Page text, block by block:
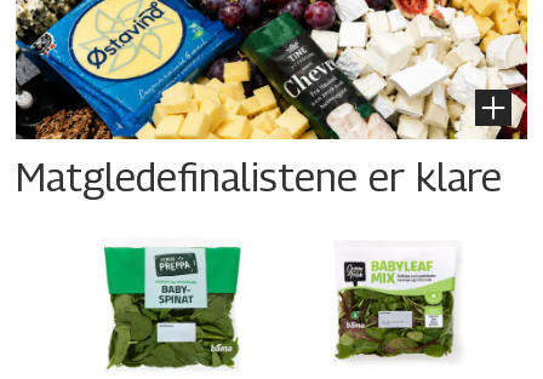
Matgledefinalistene er klare